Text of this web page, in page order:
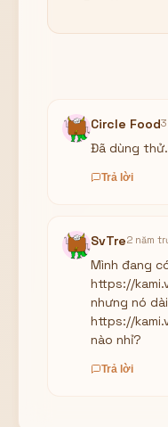
Circle Food
Đã dùng thử.
Trả lời
SvTre2 năm
Mình đang
https://
nhưng nó
https://
nào nhỉ?
Trả lời